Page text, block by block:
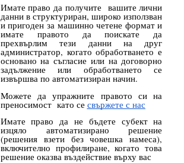
Имате право да получите вашите лични
данни в структуриран, широко използван
и пригоден за машинно четене формат и
имате правото да поискате да
прехвърлим тези данни на друг
администратор, когато обработването е
основано на съгласие или на договорно
задължение или обработването се
извършва по автоматизиран начин.
Можете да упражните правото си на
преносимост като се свържете с нас
Имате право да не бъдете субект на
изцяло автоматизирано решение
(решения взети без човешка намеса),
включително профилиране, когато това
решение оказва въздействие върху вас